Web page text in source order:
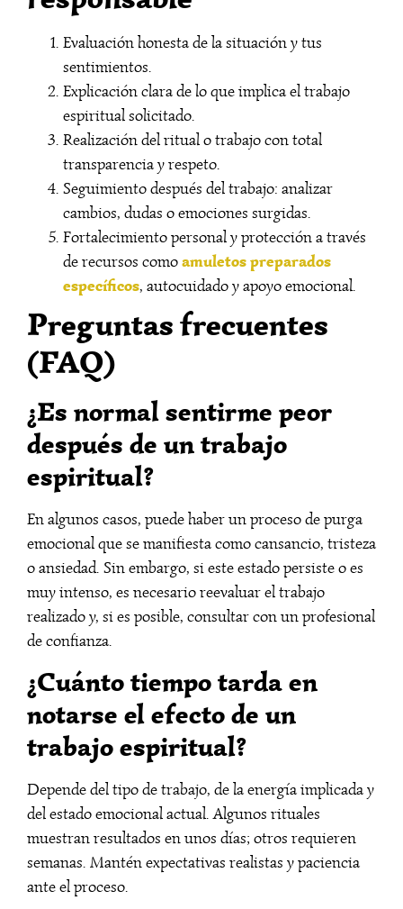
Evaluación honesta de la situación y tus
sentimientos.
Explicación clara de lo que implica el trabajo
espiritual solicitado.
Realización del ritual o trabajo con total
transparencia y respeto.
Seguimiento después del trabajo: analizar
cambios, dudas o emociones surgidas.
Fortalecimiento personal y protección a través
de recursos comoamuletos preparados
específicos, autocuidado y apoyo emocional.
Preguntas frecuentes
(FAQ)
¿Es normal sentirme peor
después de un trabajo
espiritual?
En algunos casos, puede haber un proceso de purga
emocional que se manifiesta como cansancio, tristeza
o ansiedad. Sin embargo, si este estado persiste o es
muy intenso, es necesario reevaluar el trabajo
realizado y, si es posible, consultar con un profesional
de confianza.
¿Cuánto tiempo tarda en
notarse el efecto de un
trabajo espiritual?
Depende del tipo de trabajo, de la energía implicada y
del estado emocional actual. Algunos rituales
muestran resultados en unos días; otros requieren
semanas. Mantén expectativas realistas y paciencia
ante el proceso.